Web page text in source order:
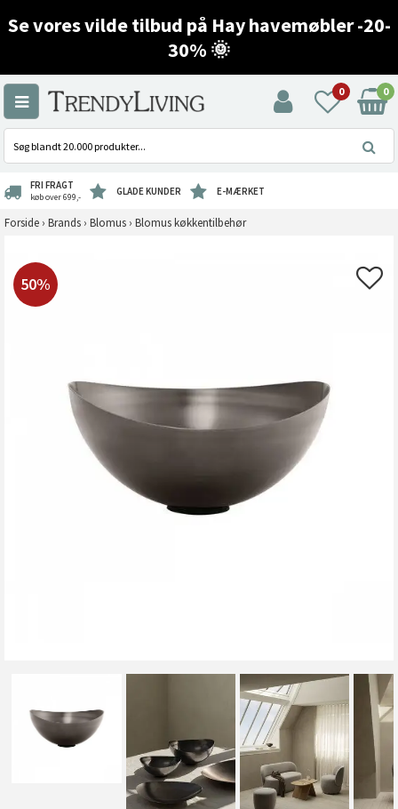
Se vores vilde tilbud på Hay havemøbler -20-
30% 🌞
0 0
FRI FRAGT
køb over 699,- GLADE KUNDER E-MÆRKET
Forside › Brands › Blomus › Blomus køkkentilbehør
50%